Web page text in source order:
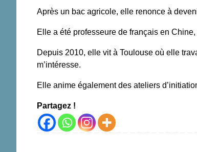
Après un bac agricole, elle renonce à
Elle a été professeure de français en
Depuis 2010, elle vit à Toulouse où elle
m’intéresse.
Elle anime également des ateliers
Partagez !